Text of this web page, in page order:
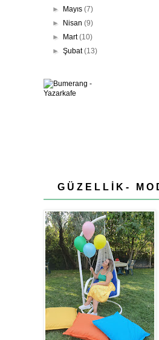
► Mayıs(7)
► Nisan(9)
► Mart(10)
►Şubat(13)
GÜZELLİK-